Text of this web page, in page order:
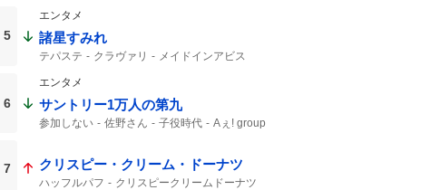
5
エンタメ
諸星すみれ
テパステ クラヴァリ
メイドインアビス
6
エンタメ
サントリー1万人の第九
参加しない 佐野さん 子役時代
Aぇ! group
7 クリスピー・クリーム・ドーナツ
ハッフルパフ クリスピークリームドーナツ